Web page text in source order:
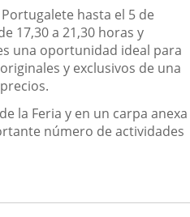
hasta el 5 de
17,30 a 21,30 horas y
una oportunidad ideal para
y exclusivos de una
la Feria y en un carpa anexa
número de actividades